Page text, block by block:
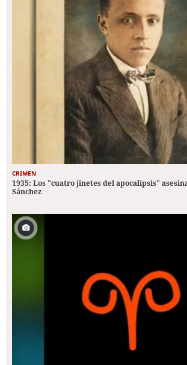
CRIMEN
1935: Los "cuatro jinetes del apocalipsis"
Sánchez